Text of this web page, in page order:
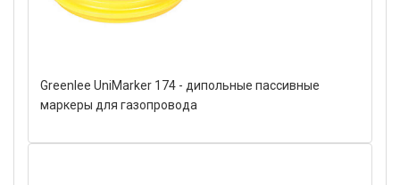
Greenlee UniMarker 174 - дипольные пассивные
маркеры для газопровода